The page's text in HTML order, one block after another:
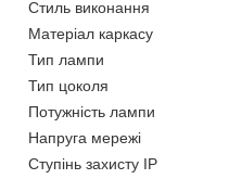
Стиль виконання
Матеріал каркасу
Тип лампи
Тип цоколя
Потужність лампи
Напруга мережі
Ступінь захисту IP